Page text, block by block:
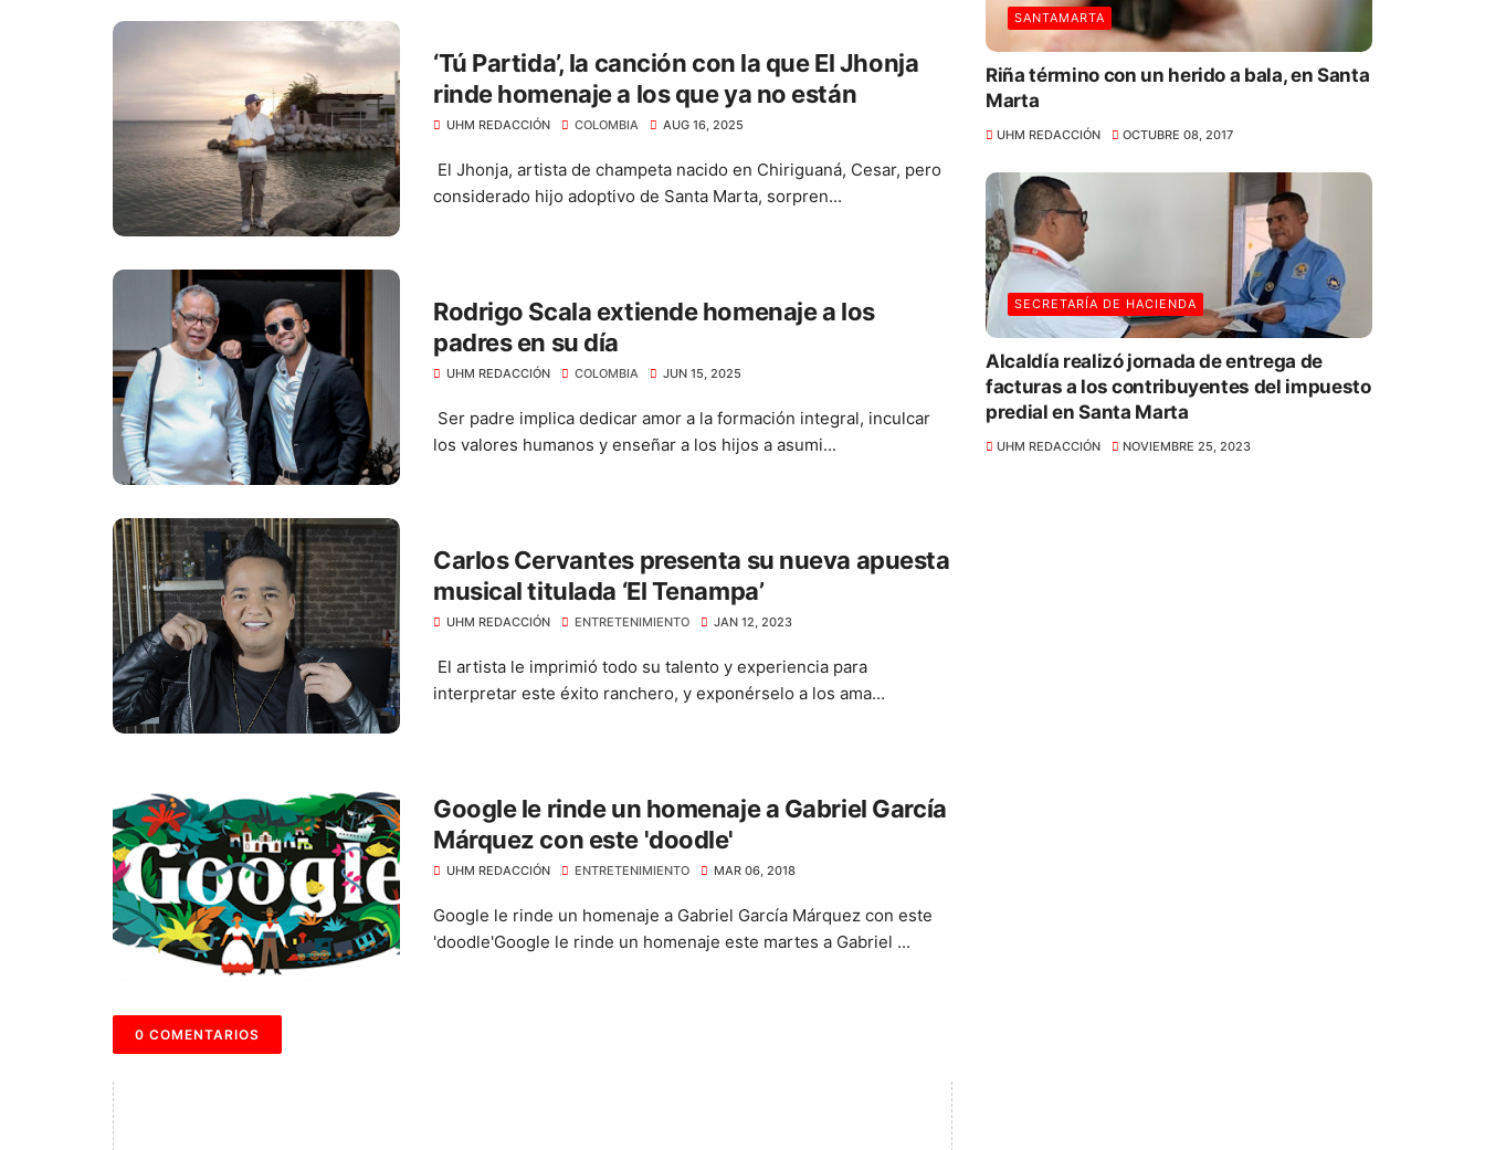
‘Tú Partida’, la canción con la que El Jhonja
rinde homenaje a los que ya no están
UHM REDACCIÓN COLOMBIA AUG 16, 2025
El Jhonja, artista de champeta nacido en Chiriguaná, Cesar, pero
considerado hijo adoptivo de Santa Marta, sorpren...
Rodrigo Scala extiende homenaje a los
padres en su día
UHM REDACCIÓN COLOMBIA JUN 15, 2025
Ser padre implica dedicar amor a la formación integral, inculcar
los valores humanos y enseñar a los hijos a asumi...
Carlos Cervantes presenta su nueva apuesta
musical titulada ‘El Tenampa’
UHM REDACCIÓN ENTRETENIMIENTO JAN 12, 2023
El artista le imprimió todo su talento y experiencia para
interpretar este éxito ranchero, y exponérselo a los ama...
Google le rinde un homenaje a Gabriel García
Márquez con este 'doodle'
UHM REDACCIÓN ENTRETENIMIENTO MAR 06, 2018
Google le rinde un homenaje a Gabriel García Márquez con este
'doodle'Google le rinde un homenaje este martes a Gabriel ...
0 COMENTARIOS
SANTAMARTA
Riña término con un herido a bala, en Santa
Marta
UHM REDACCIÓN OCTUBRE 08, 2017
SECRETARÍA DE HACIENDA
Alcaldía realizó jornada de entrega de
facturas a los contribuyentes del impuesto
predial en Santa Marta
UHM REDACCIÓN NOVIEMBRE 25, 2023